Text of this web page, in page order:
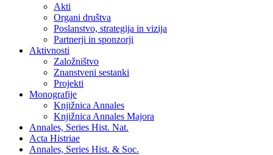
Akti
Organi društva
Poslanstvo, strategija in vizija
Partnerji in sponzorji
Aktivnosti
Založništvo
Znanstveni sestanki
Projekti
Monografije
Knjižnica Annales
Knjižnica Annales Majora
Annales, Series Hist. Nat.
Acta Histriae
Annales, Series Hist. & Soc.